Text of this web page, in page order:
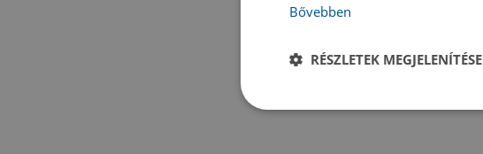
Bővebben
RÉSZLETEK MEGJELENÍTÉSE